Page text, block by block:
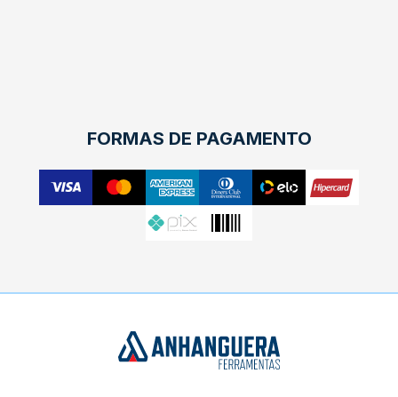
FORMAS DE PAGAMENTO